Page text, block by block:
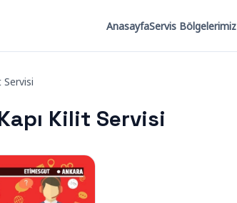
AnasayfaServis Bölgelerimiz
Servisi
Kilit Servisi